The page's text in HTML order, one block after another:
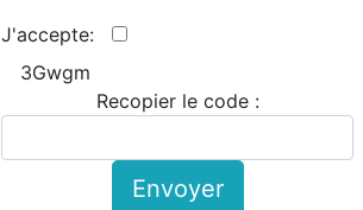
J'accepte:
3Gwgm
Recopier le code :
Envoyer